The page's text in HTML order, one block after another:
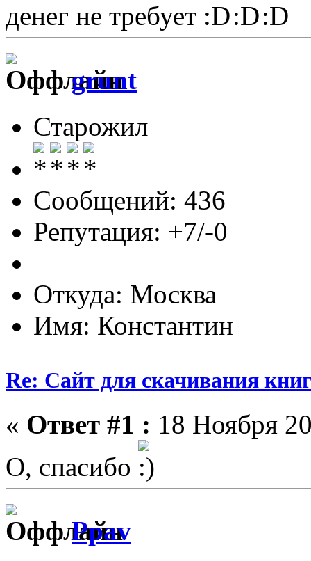
денег не требует
grunt
Старожил
Сообщений: 436
Репутация: +7/-0
Откуда: Москва
Имя: Константин
Re: Сайт для скачивания
« Ответ #1 : 18 Ноября
О, спасибо
Ppav